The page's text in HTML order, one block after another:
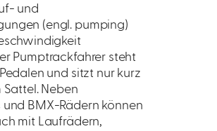
und
(engl. pumping)
Pumptrackfahrer steht
und sitzt nur kurz
Sattel. Neben
BMX-Rädern können
mit Laufrädern,